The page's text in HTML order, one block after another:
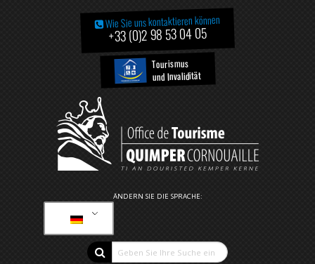
Wie Sie uns kontaktieren können
+33 (0)2 98 53 04 05
Tourismus
und Invalidität
ÄNDERN SIE DIE SPRACHE: